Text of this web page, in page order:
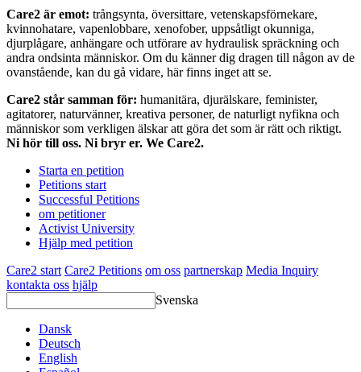
Care2 är emot: trångsynta, översittare, vetenskapsförnekare,
kvinnohatare, vapenlobbare, xenofober, uppsåtligt okunniga,
djurplågare, anhängare och utförare av hydraulisk spräckning och
andra ondsinta människor. Om du känner dig dragen till någon av de
ovanstående, kan du gå vidare, här finns inget att se.
Care2 står samman för: humanitära, djurälskare, feminister,
agitatorer, naturvänner, kreativa personer, de naturligt nyfikna och
människor som verkligen älskar att göra det som är rätt och riktigt.
Ni hör till oss. Ni bryr er. We Care2.
Starta en petition
Petitions start
Successful Petitions
om petitioner
Activist University
Hjälp med petition
Care2 start Care2 Petitions om oss partnerskap Media Inquiry
kontakta oss hjälp
Svenska
Dansk
Deutsch
English